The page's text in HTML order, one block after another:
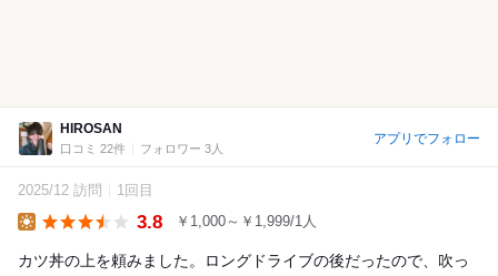
HIROSAN
口コミ 22件 フォロワー 3人
アプリでフォロー
2025/12 訪問 1回目
3.8 ￥1,000～￥1,999/1人
カツ丼の上を頼みました。ロングドライブの後だったので、吹っ